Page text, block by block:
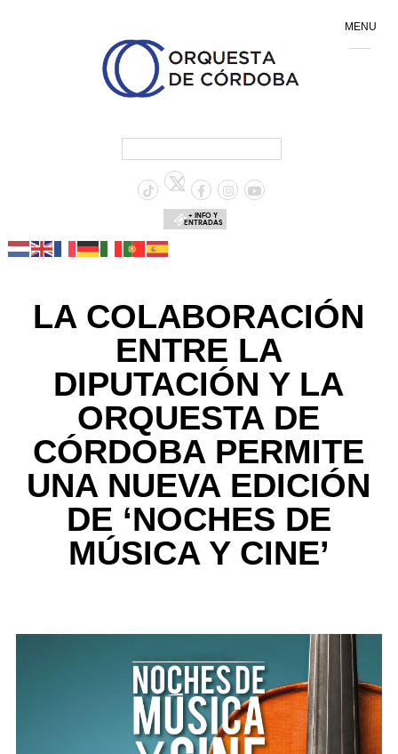
+ INFO Y
ENTRADAS
LA COLABORACIÓN
ENTRE LA
DIPUTACIÓN Y LA
ORQUESTA DE
CÓRDOBA PERMITE
UNA NUEVA EDICIÓN
DE ‘NOCHES DE
MÚSICA Y CINE’
MENU